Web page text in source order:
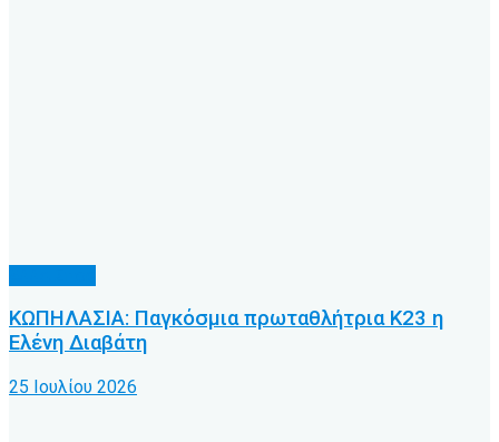
ΚΩΠΗΛΑΣΙΑ: Παγκόσμια πρωταθλήτρια Κ23 η
Ελένη Διαβάτη
25 Ιουλίου 2026